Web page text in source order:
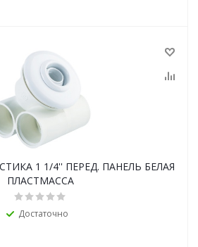
1 1/4'' ПЕРЕД. ПАНЕЛЬ БЕЛАЯ
ПЛАСТМАССА
Достаточно